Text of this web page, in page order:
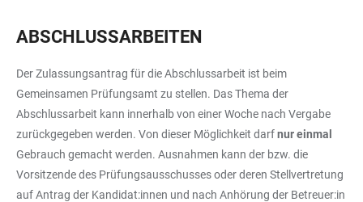
ABSCHLUSSARBEITEN
Der Zulassungsantrag für die Abschlussarbeit ist beim
Gemeinsamen Prüfungsamt zu stellen. Das Thema der
Abschlussarbeit kann innerhalb von einer Woche nach Vergabe
zurückgegeben werden. Von dieser Möglichkeit darfnur einmal
Gebrauch gemacht werden. Ausnahmen kann der bzw. die
Vorsitzende des Prüfungsausschusses oder deren Stellvertretung
auf Antrag der Kandidat:innen und nach Anhörung der Betreuer:in